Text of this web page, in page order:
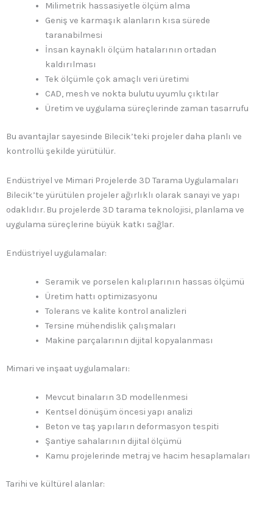
Milimetrik hassasiyetle ölçüm alma
Geniş ve karmaşık alanların kısa sürede
taranabilmesi
İnsan kaynaklı ölçüm hatalarının ortadan
kaldırılması
Tek ölçümle çok amaçlı veri üretimi
CAD, mesh ve nokta bulutu uyumlu çıktılar
Üretim ve uygulama süreçlerinde zaman tasarrufu
Bu avantajlar sayesinde Bilecik’teki projeler daha planlı ve
kontrollü şekilde yürütülür.
Endüstriyel ve Mimari Projelerde 3D Tarama Uygulamaları
Bilecik’te yürütülen projeler ağırlıklı olarak sanayi ve yapı
odaklıdır. Bu projelerde 3D tarama teknolojisi, planlama ve
uygulama süreçlerine büyük katkı sağlar.
Endüstriyel uygulamalar:
Seramik ve porselen kalıplarının hassas ölçümü
Üretim hattı optimizasyonu
Tolerans ve kalite kontrol analizleri
Tersine mühendislik çalışmaları
Makine parçalarının dijital kopyalanması
Mimari ve inşaat uygulamaları:
Mevcut binaların 3D modellenmesi
Kentsel dönüşüm öncesi yapı analizi
Beton ve taş yapıların deformasyon tespiti
Şantiye sahalarının dijital ölçümü
Kamu projelerinde metraj ve hacim hesaplamaları
Tarihi ve kültürel alanlar: